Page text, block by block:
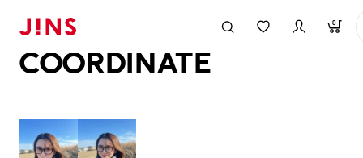
0
COORDINATE